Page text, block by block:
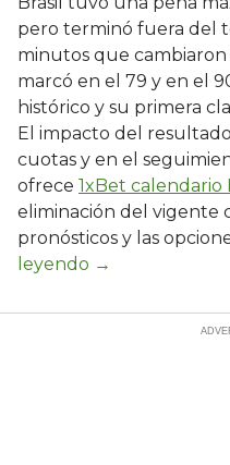
pero terminó fuera del
minutos que
marcó en el 79 y en el
histórico y su primera
El impacto del
cuotas y en el
ofrece 1xBet calendario
eliminación del vigente
pronósticos y las